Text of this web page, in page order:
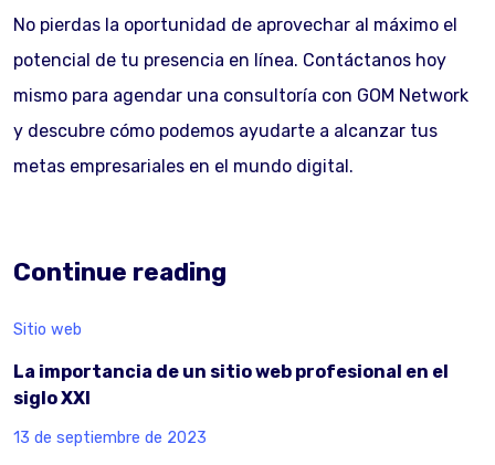
No pierdas la oportunidad de aprovechar al máximo el
potencial de tu presencia en línea. Contáctanos hoy
mismo para agendar una consultoría con GOM Network
y descubre cómo podemos ayudarte a alcanzar tus
metas empresariales en el mundo digital.
Continue reading
Sitio web
La importancia de un sitio web profesional en el
siglo XXI
13 de septiembre de 2023